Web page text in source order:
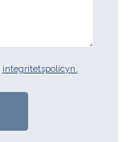
integritetspolicyn.